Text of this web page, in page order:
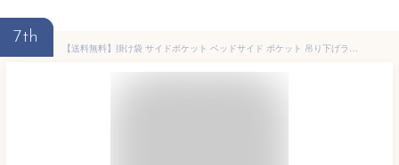
7th
【送料無料】掛け袋 サイドポケット ベッドサイド ポケット 吊り下げラック リモコンポケット ベッドサイド収納ポケット 寝室 軽量 ベビーベッド 収納袋 スマホ/雑誌/小物入れ 雑貨整理 小物仕分け 便利 お中元 母の日 父の日 プレゼント ギフト